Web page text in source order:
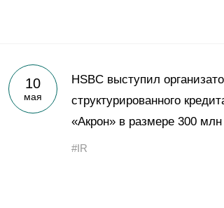
10
мая
HSBC выступил
структурированного
«Акрон» в размере 300
#IR